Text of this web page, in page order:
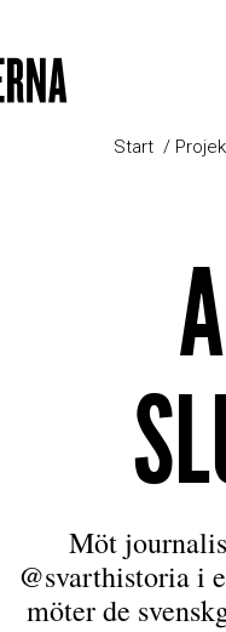
Start
Möt
@svarthistoria i
möter de